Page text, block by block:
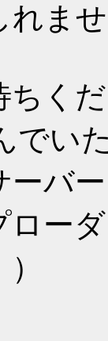
れま
ちく
で
ーバ
ー